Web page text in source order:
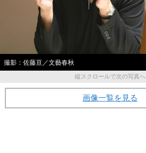
撮影：佐藤亘／文藝春秋
縦スクロールで次の写真へ
画像一覧を見る